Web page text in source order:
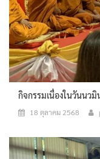
กิจกรรมเนื่องในวันนว
18 ตุลาคม 2568